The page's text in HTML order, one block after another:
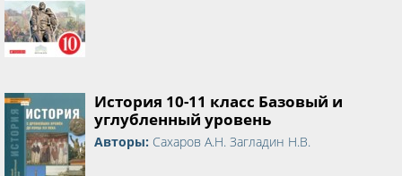
История 10-11 класс Базовый и
углубленный уровень
Авторы: Сахаров А.Н. Загладин Н.В.